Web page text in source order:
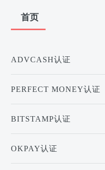
首页
ADVCASH认证
PERFECT MONEY认证
BITSTAMP认证
OKPAY认证